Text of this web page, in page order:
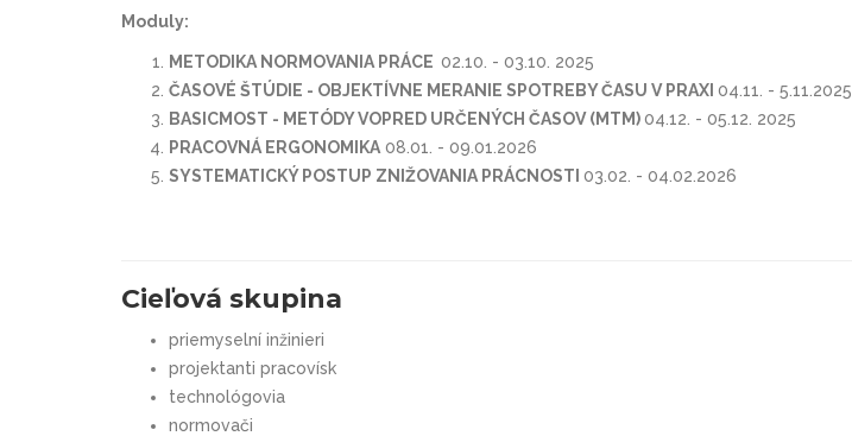
Moduly:
METODIKA NORMOVANIA PRÁCE 02.10. - 03.10. 2025
ČASOVÉ ŠTÚDIE - OBJEKTÍVNE MERANIE SPOTREBY ČASU V PRAXI 04.11. - 5.11.2025
BASICMOST - METÓDY VOPRED URČENÝCH ČASOV (MTM)04.12. - 05.12. 2025
PRACOVNÁ ERGONOMIKA 08.01. - 09.01.2026
SYSTEMATICKÝ POSTUP ZNIŽOVANIA PRÁCNOSTI 03.02. - 04.02.2026
Cieľová skupina
priemyselní inžinieri
projektanti pracovísk
technológovia
normovači